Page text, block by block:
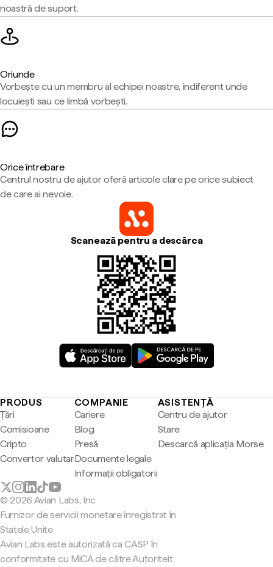
noastră de suport.
Oriunde
Vorbește cu un membru al echipei noastre, indiferent unde
locuiești sau ce limbă vorbești.
Orice întrebare
Centrul nostru de ajutor oferă articole clare pe orice subiect
de care ai nevoie.
Scanează pentru a descărca
PRODUS
Țări
Comisioane
Cripto
Convertor valutar
COMPANIE
Cariere
Blog
Presă
Documente legale
Informații obligatorii
ASISTENȚĂ
Centru de ajutor
Stare
Descarcă aplicația Morse
© 2026 Avian Labs, Inc
Furnizor de servicii monetare înregistrat în
Statele Unite
Avian Labs este autorizată ca CASP în
conformitate cu MiCA de către Autoriteit